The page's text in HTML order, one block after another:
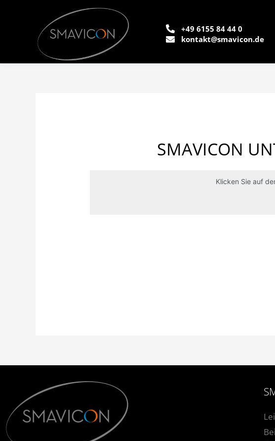
+49 6155 84 44 0
kontakt@smavicon.de
SMAVICON
Klicken Sie auf